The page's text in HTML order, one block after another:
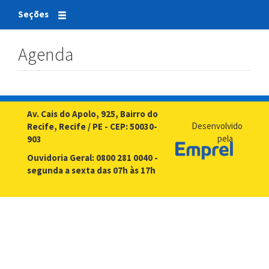
Seções
Agenda
Av. Cais do Apolo, 925, Bairro do
Recife, Recife / PE - CEP: 50030-
903
Ouvidoria Geral: 0800 281 0040 -
segunda a sexta das 07h às 17h
Desenvolvido
pela